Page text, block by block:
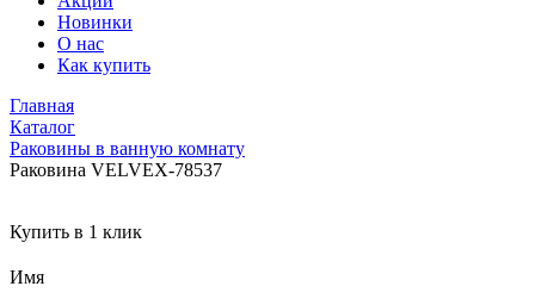
Новинки
О нас
Как купить
Главная
Каталог
Раковины в ванную комнату
Раковина VELVEX-78537
Купить в 1 клик
Имя